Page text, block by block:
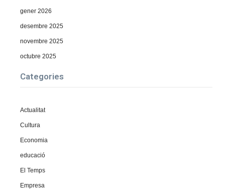
gener 2026
desembre 2025
novembre 2025
octubre 2025
Categories
Actualitat
Cultura
Economia
educació
El Temps
Empresa